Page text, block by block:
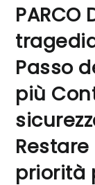
PARCO
Passo
più
priorità